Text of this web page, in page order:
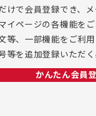
けで会員登録でき、
イページの各機能をご
等、一部機能をご利
等を追加登録いただく
かんたん会員